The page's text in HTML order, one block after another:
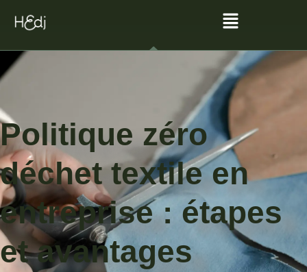
Politique zéro
déchet textile en
entreprise : étapes
et avantages